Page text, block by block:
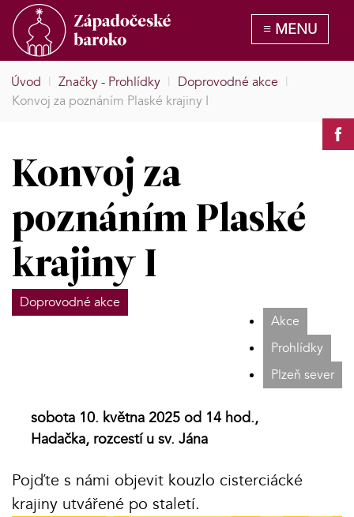
Úvod | Značky - Prohlídky | Doprovodné akce |
Konvoj za poznáním Plaské krajiny I
Konvoj za
poznáním Plaské
krajiny I
Doprovodné akce
Akce
Prohlídky
Plzeň sever
sobota 10. května 2025 od 14 hod.,
Hadačka, rozcestí u sv. Jána
Pojďte s námi objevit kouzlo cisterciácké
krajiny utvářené po staletí.